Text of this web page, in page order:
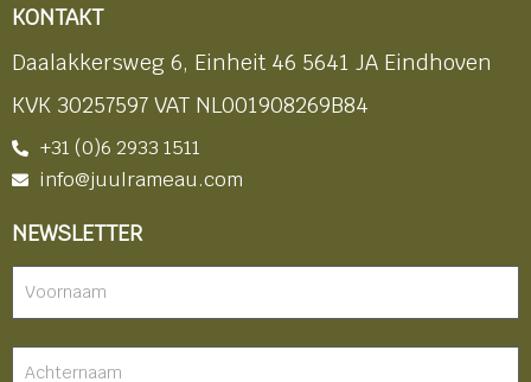
KONTAKT
Daalakkersweg 6, Einheit 46 5641 JA Eindhoven
KVK 30257597 VAT NL001908269B84
+31 (0)6 2933 1511
info@juulrameau.com
NEWSLETTER
Nieuwsbrief
footer